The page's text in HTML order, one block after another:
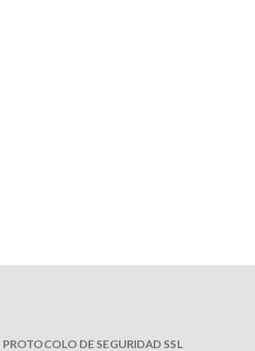
PROTOCOLO DE SEGURIDAD SSL